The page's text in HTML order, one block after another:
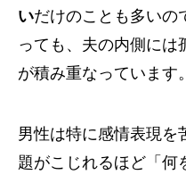
いだけのことも多いの
っても、夫の内側には
が積み重なっています。
男性は特に感情表現を
題がこじれるほど「何